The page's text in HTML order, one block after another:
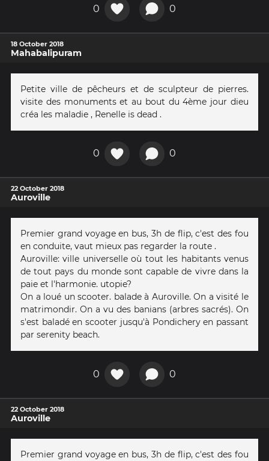
0 0
18 October 2018
Mahabalipuram
Petite ville de pêcheurs et de sculpteur de pierres.
visite des monuments et au bout du 4ème jour dieu
créa les maladie , Renelle is dead .
0 0
22 October 2018
Auroville
Premier grand voyage en bus, 3h de flip, c'est des fou
en conduite, vaut mieux pas regarder la route .
Auroville: ville universelle où tout les habitants venus
de tout pays du monde sont capable de vivre dans la
paie et l'harmonie. utopie?
On a loué un scooter. balade à Auroville. On a visité le
matrimondir. On a vu des banians (arbres sacrés). On
s'est baladé en scooter jusqu'à Pondichery en passant
par serenity beach.
0 0
22 October 2018
Auroville
Premier grand voyage en bus, 3h de flip, c'est des fou